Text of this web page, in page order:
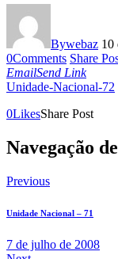
Bywebaz 10
0Comments Share
EmailSend Link
Unidade-Nacional-72
0LikesShare Post
Navegação
Previous
Unidade Nacional – 71
7 de julho de 2008